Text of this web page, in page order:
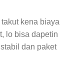
kena biaya
lo bisa dapetin
dan paket